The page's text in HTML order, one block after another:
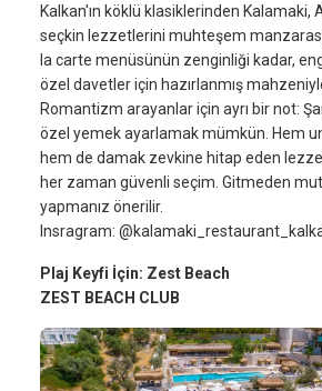
Kalkan'ın köklü klasiklerinden Kalamaki,
seçkin lezzetlerini muhteşem
la carte menüsünün zenginliği kadar,
özel davetler için hazırlanmış
Romantizm arayanlar için ayrı bir not:
özel yemek ayarlamak mümkün. Hem
hem de damak zevkine hitap eden
her zaman güvenli seçim. Gitmeden
yapmanız önerilir.
Insragram:
Plaj Keyfi İçin: Zest Beach
ZEST BEACH CLUB